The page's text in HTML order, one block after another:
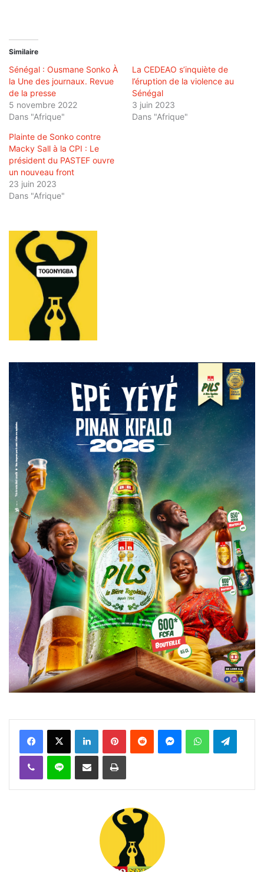
Similaire
Sénégal : Ousmane Sonko À
la Une des journaux. Revue
de la presse
5 novembre 2022
Dans "Afrique"
La CEDEAO s’inquiète de
l’éruption de la violence au
Sénégal
3 juin 2023
Dans "Afrique"
Plainte de Sonko contre
Macky Sall à la CPI : Le
président du PASTEF ouvre
un nouveau front
23 juin 2023
Dans "Afrique"
FacebookX Linkedin PinterestReddit MessengerWhatsAppTelegram
Viber Ligne Partager par email Imprimer